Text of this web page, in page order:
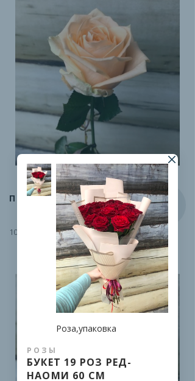
ПИЧ-АВАЛАНЖ
100 руб.
Роза,упаковка
РОЗЫ
БУКЕТ 19 РОЗ РЕД-
НАОМИ 60 СМ